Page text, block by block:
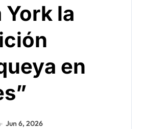
York la
en
Jun 6, 2026